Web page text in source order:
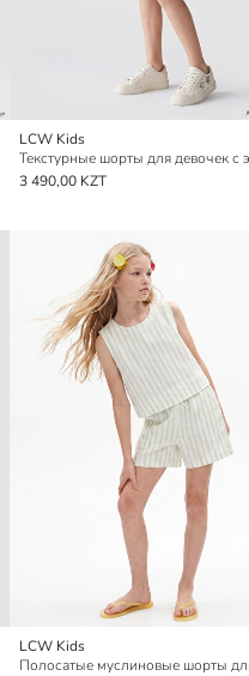
LCW Kids
3 490,00 KZT
LCW Kids